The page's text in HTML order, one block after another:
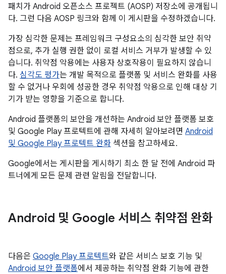
패치가 Android 오픈소스 프로젝트 (AOSP) 저장소에 공개됩니
다. 그런 다음 AOSP 링크와 함께 이 게시판을 수정하겠습니다.
가장 심각한 문제는 프레임워크 구성요소의 심각한 보안 취약
점으로, 추가 실행 권한 없이 로컬 서비스 거부가 발생할 수 있
습니다. 취약점 악용에는 사용자 상호작용이 필요하지 않습니
다. 심각도 평가는 개발 목적으로 플랫폼 및 서비스 완화를 사용
할 수 없거나 우회에 성공한 경우 취약점 악용으로 인해 대상 기
기가 받는 영향을 기준으로 합니다.
Android 플랫폼의 보안을 개선하는 Android 보안 플랫폼 보호
및 Google Play 프로텍트에 관해 자세히 알아보려면 Android
및 Google Play 프로텍트 완화 섹션을 참고하세요.
Google에서는 게시판을 게시하기 최소 한 달 전에 Android 파
트너에게 모든 문제 관련 알림을 전달합니다.
Android 및 Google 서비스 취약점 완화
다음은 Google Play 프로텍트와 같은 서비스 보호 기능 및
Android 보안 플랫폼에서 제공하는 취약점 완화 기능에 관한